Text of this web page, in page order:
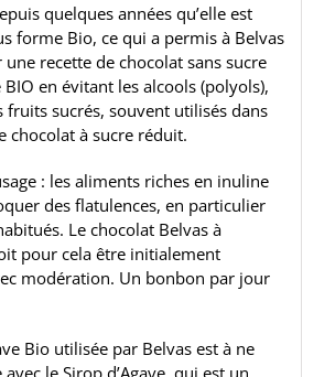
quelques années qu’elle est
forme Bio, ce qui a permis à Belvas
recette de chocolat sans sucre
en évitant les alcools (polyols),
fruits sucrés, souvent utilisés dans
chocolat à sucre réduit.
: les aliments riches en inuline
des flatulences, en particulier
Le chocolat Belvas à
pour cela être initialement
modération. Un bonbon par jour
Bio utilisée par Belvas est à ne
le Sirop d’Agave, qui est un